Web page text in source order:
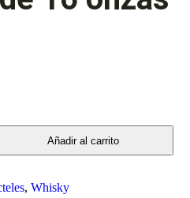
Añadir al carrito
, Whisky